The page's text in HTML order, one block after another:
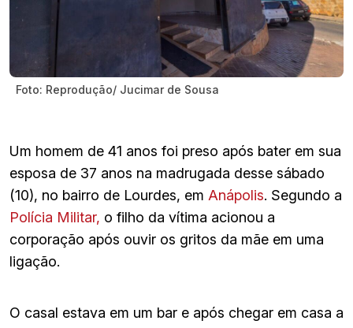
Foto: Reprodução/ Jucimar de Sousa
Um homem de 41 anos foi preso após bater em sua
esposa de 37 anos na madrugada desse sábado
(10), no bairro de Lourdes, em Anápolis. Segundo a
Polícia Militar, o filho da vítima acionou a
corporação após ouvir os gritos da mãe em uma
ligação.
O casal estava em um bar e após chegar em casa a